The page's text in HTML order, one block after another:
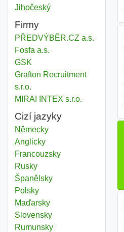
System director
JihočeskýKraj
Firmy
PŘEDVÝBĚR.CZ a.s.
Fosfa a.s.
GSK
Grafton Recruitment
s.r.o.
MIRAI INTEX s.r.o.
Cizí jazyky
Německy
Anglicky
Francouzsky
Rusky
Španělsky
Polsky
Maďarsky
Slovensky
Rumunsky